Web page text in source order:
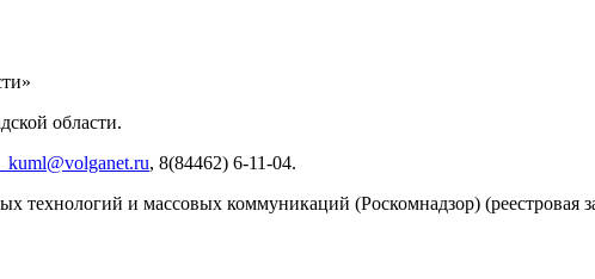
области.
, 8(84462) 6-11-04.
технологий и массовых коммуникаций (Роскомнадзор)